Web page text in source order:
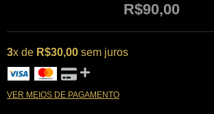
R$90,00
3x de R$30,00 sem juros
VER MEIOS DE PAGAMENTO